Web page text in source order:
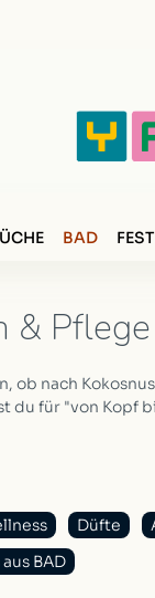
BAD FEST
& Pflege
ob nach
du für "von Kopf
Düfte
BAD